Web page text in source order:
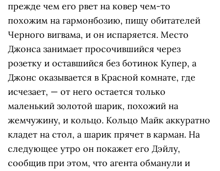
прежде чем его рвет на ковер чем-то
похожим на гармонбозию, пищу обитателей
Черного вигвама, и он испаряется. Место
Джонса занимает просочившийся через
розетку и оставшийся без ботинок Купер, а
Джонс оказывается в Красной комнате, где
исчезает, — от него остается только
маленький золотой шарик, похожий на
жемчужину, и кольцо. Кольцо Майк аккуратно
кладет на стол, а шарик прячет в карман. На
следующее утро он покажет его Дэйлу,
сообщив при этом, что агента обманули и